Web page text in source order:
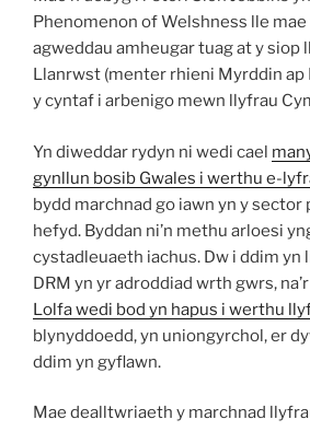
Phenomenon of Welshness lle mae
agweddau amheugar tuag at y siop
Llanrwst (menter rhieni Myrddin ap
y cyntaf i arbenigo mewn llyfrau
Yn diweddar rydyn ni wedi cael
gynllun bosib Gwales i werthu e-
bydd marchnad go iawn yn y sector
hefyd. Byddan ni’n methu arloesi
cystadleuaeth iachus. Dw i ddim yn
DRM yn yr adroddiad wrth gwrs,
Lolfa wedi bod yn hapus i werthu
blynyddoedd, yn uniongyrchol, er
ddim yn gyflawn.
Mae dealltwriaeth y marchnad